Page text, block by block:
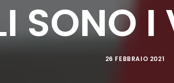
SONO
26 FEBBRAIO 2021